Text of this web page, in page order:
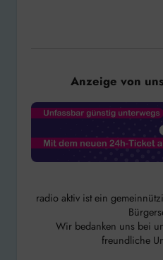
Anzeige von
radio aktiv ist ein
Wir bedanken uns bei
freundliche